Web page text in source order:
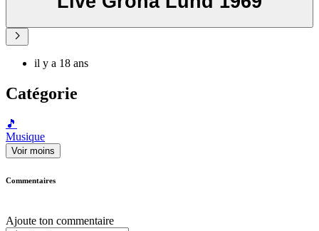
il y a 18 ans
Catégorie
🎵
Musique
Voir moins
Commentaires
Ajoute ton commentaire